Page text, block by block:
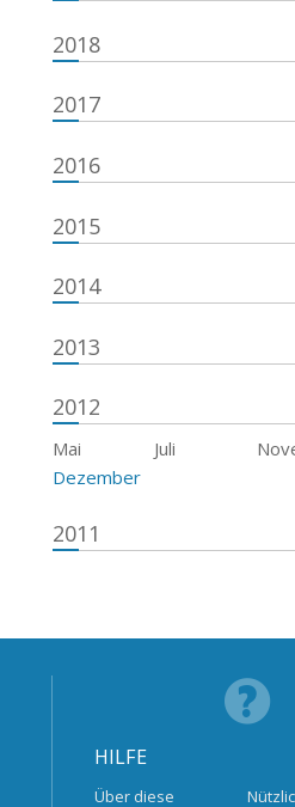
2018
2017
2016
2015
2014
2013
2012
Mai Juli
Dezember
2011
HILFE
Über diese